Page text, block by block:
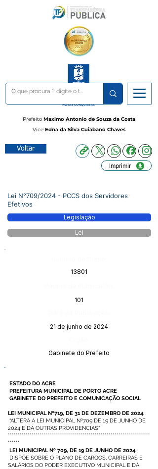
Prefeito Maximo Antonio de Souza da Costa
Vice Edna da Silva Cuiabano Chaves
Voltar
Imprimir
Lei N°709/2024 - PCCS dos Servidores
Efetivos
Legislação
Lei
13801
101
21 de junho de 2024
Gabinete do Prefeito
ESTADO DO ACRE
PREFEITURA MUNICIPAL DE PORTO ACRE
GABINETE DO PREFEITO E COMUNICAÇÃO SOCIAL
LEI MUNICIPAL Nº719, DE 31 DE DEZEMBRO DE 2024.
“ALTERA A LEI MUNICIPAL Nº709 DE 19 DE JUNHO DE
2024 E DA OUTRAS PROVIDENCIAS”
************************************************************************
******
LEI MUNICIPAL Nº 709, DE 19 DE JUNHO DE 2024.
DISPÕE SOBRE O PLANO DE CARGOS, CARREIRAS E
SALÁRIOS DO PODER EXECUTIVO MUNICIPAL E DÁ